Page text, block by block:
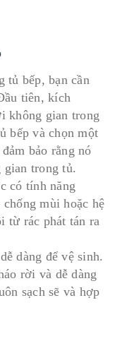
tủ bếp, bạn cần
tiên, kích
không gian trong
bếp và chọn một
bảo rằng nó
gian trong tủ.
có tính năng
mùi hoặc hệ
từ rác phát tán ra
dàng để vệ sinh.
rời và dễ dàng
sạch sẽ và hợp